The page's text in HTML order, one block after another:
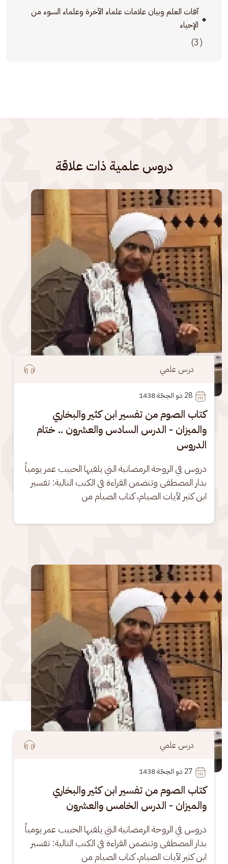
آفات العلم وبيان علامات علماء الآخرة وعلماء السوء من
الإحياء
(3)
دروس علمية ذات علاقة
الصورة
درس علمي
28
كتاب الصوم من تفسير ابن كثير والبخاري
والميزان - الدرس السادس والعشرون .. ختام
الدروس
دروس في الروحة الرمضانية التي يلقيها الحبيب عمر يومياً
بدار المصطفى وتتضمن القراءة في الكتب التالية: تفسير
ابن كثير لآيات الصيام، كتاب الصيام من
الصورة
درس علمي
27
كتاب الصوم من تفسير ابن كثير والبخاري
والميزان - الدرس الخامس والعشرون
دروس في الروحة الرمضانية التي يلقيها الحبيب عمر يومياً
بدار المصطفى وتتضمن القراءة في الكتب التالية: تفسير
ابن كثير لآيات الصيام، كتاب الصيام من